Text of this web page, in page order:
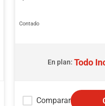
Contado
En plan: Todo
Comparar